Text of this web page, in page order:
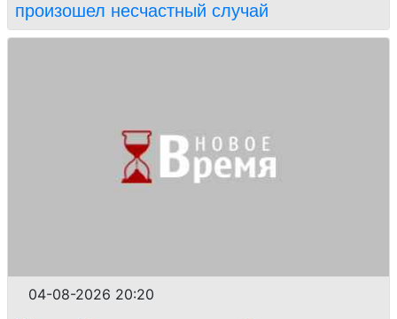
произошел несчастный случай
04-08-2026 20:20